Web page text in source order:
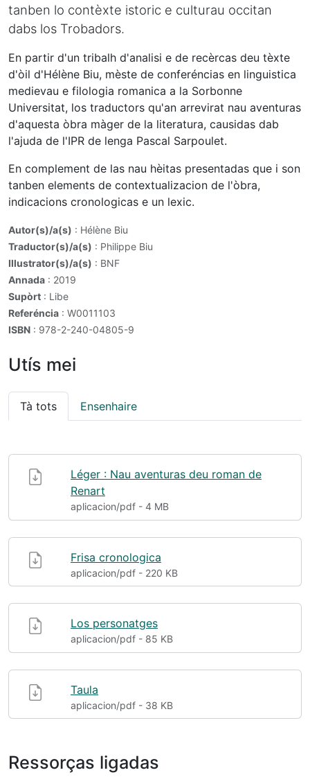
tanben lo contèxte istoric e culturau occitan
dabs los Trobadors.
En partir d'un tribalh d'analisi e de recèrcas deu tèxte
d'òil d'Hélène Biu, mèste de conferéncias en linguistica
medievau e filologia romanica a la Sorbonne
Universitat, los traductors qu'an arrevirat nau aventuras
d'aquesta òbra màger de la literatura, causidas dab
l'ajuda de l'IPR de lenga Pascal Sarpoulet.
En complement de las nau hèitas presentadas que i son
tanben elements de contextualizacion de l'òbra,
indicacions cronologicas e un lexic.
Autor(s)/a(s) : Hélène Biu
Traductor(s)/a(s) : Philippe Biu
Illustrator(s)/a(s) : BNF
Annada : 2019
Supòrt : Libe
Referéncia : W0011103
ISBN : 978-2-240-04805-9
Utís mei
Tà tots Ensenhaire
Léger : Nau aventuras deu roman de
Renart
aplicacion/pdf - 4 MB
Frisa cronologica
aplicacion/pdf - 220 KB
Los personatges
aplicacion/pdf - 85 KB
Taula
aplicacion/pdf - 38 KB
Ressorças ligadas